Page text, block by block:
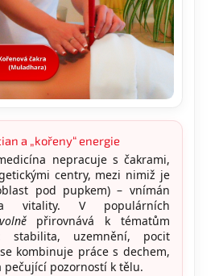
a „kořeny“ energie
nepracuje s čakrami,
centry, mezi nimiž je
pod pupkem) – vnímán
vitality. V populárních
volněpřirovnává k tématům
stabilita, uzemnění, pocit
kombinuje práce s dechem,
pečující pozorností k tělu.